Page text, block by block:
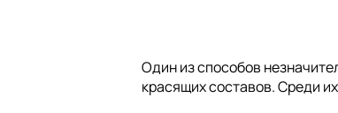
Один из способов
красящих составов. Среди